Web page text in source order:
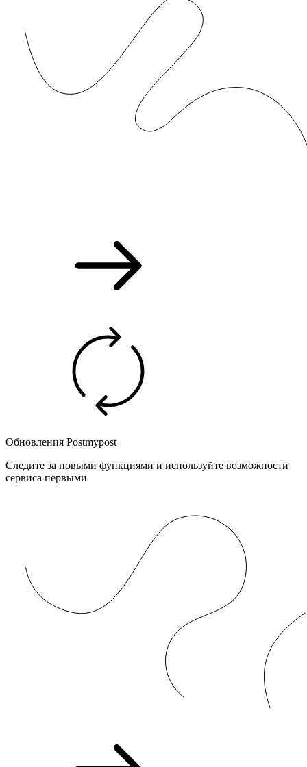
Обновления Postmypost
Следите за новыми функциями и используйте возможности
сервиса первыми